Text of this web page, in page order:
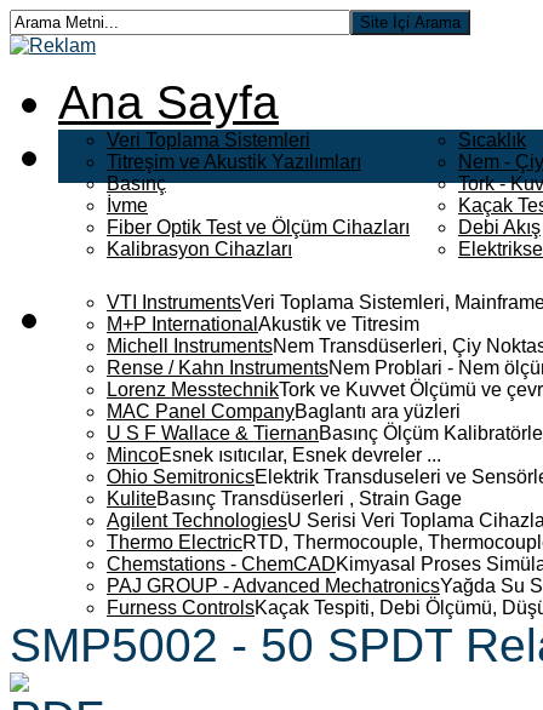
Ana Sayfa
Veri Toplama Sistemleri
Titreşim ve Akustik Yazılımları
Basınç
İvme
Fiber Optik Test ve Ölçüm Cihazları
Kalibrasyon Cihazları
Sıcaklık
Nem -
Tork -
Kaçak
Debi Akış
VTI InstrumentsVeri Toplama Sistemleri,
M+P International Akustik ve Titresim
Michell InstrumentsNem Transdüserleri, Çiy
Rense / Kahn InstrumentsNem Problari - Nem
Lorenz MesstechnikTork ve Kuvvet Ölçümü ve
MAC Panel CompanyBaglantı ara yüzleri
U S F Wallace & TiernanBasınç Ölçüm
MincoEsnek ısıtıcılar, Esnek devreler ...
Ohio SemitronicsElektrik Transduseleri ve
KuliteBasınç Transdüserleri , Strain Gage
Agilent TechnologiesU Serisi Veri Toplama
Thermo ElectricRTD, Thermocouple,
Chemstations - ChemCADKimyasal Proses
PAJ GROUP - Advanced MechatronicsYağda Su
Furness ControlsKaçak Tespiti, Debi Ölçümü,
SMP5002 - 50 SPDT